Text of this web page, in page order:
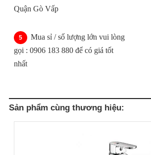
Quận Gò Vấp
Mua sỉ / số lượng lớn vui lòng
gọi : 0906 183 880 để có giá tốt
nhất
Sản phẩm cùng thương hiệu: